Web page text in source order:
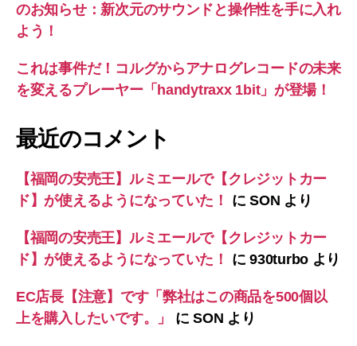
のお知らせ：新次元のサウンドと操作性を手に入れ
よう！
これは事件だ！コルグからアナログレコードの未来
を変えるプレーヤー「handytraxx 1bit」が登場！
最近のコメント
【福岡の安売王】ルミエールで【クレジットカー
ド】が使えるようになっていた！
にSON より
【福岡の安売王】ルミエールで【クレジットカー
ド】が使えるようになっていた！
に930turbo より
EC店長【注意】です「弊社はこの商品を500個以
上を購入したいです。」
にSON より